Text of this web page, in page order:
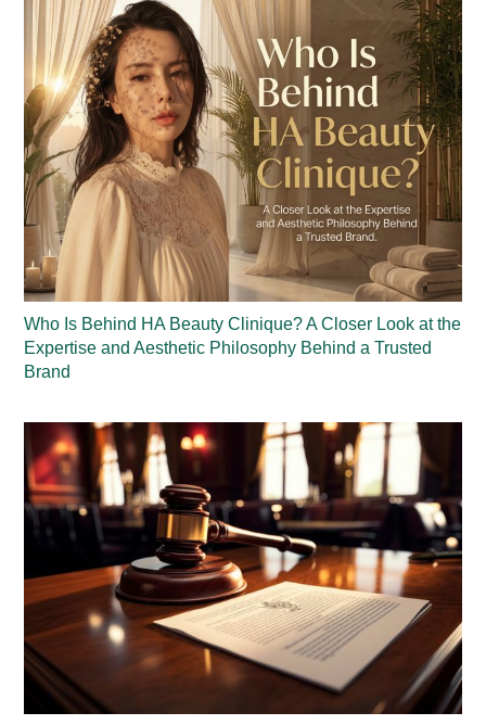
Who Is Behind HA Beauty Clinique? A Closer Look at the
Expertise and Aesthetic Philosophy Behind a Trusted
Brand